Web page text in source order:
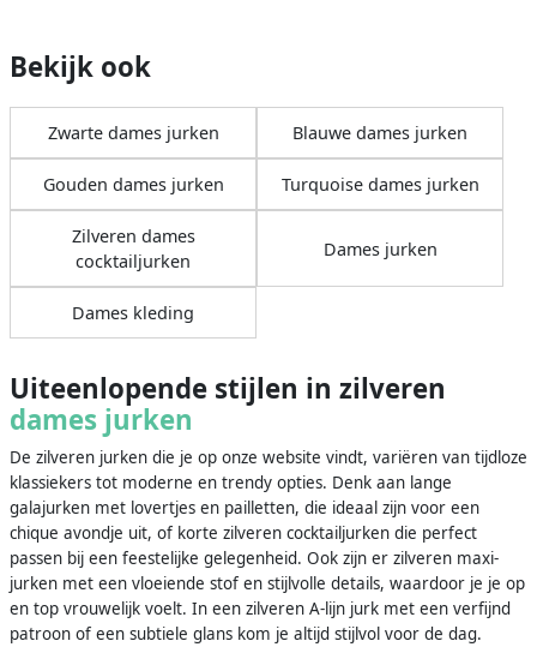
Bekijk ook
Zwarte dames jurken Blauwe dames jurken
Gouden dames jurken Turquoise dames jurken
Zilveren dames
cocktailjurken
Dames jurken
Dames kleding
Uiteenlopende stijlen in zilveren
dames jurken
De zilveren jurken die je op onze website vindt, variëren van tijdloze
klassiekers tot moderne en trendy opties. Denk aan lange
galajurken met lovertjes en pailletten, die ideaal zijn voor een
chique avondje uit, of korte zilveren cocktailjurken die perfect
passen bij een feestelijke gelegenheid. Ook zijn er zilveren maxi-
jurken met een vloeiende stof en stijlvolle details, waardoor je je op
en top vrouwelijk voelt. In een zilveren A-lijn jurk met een verfijnd
patroon of een subtiele glans kom je altijd stijlvol voor de dag.